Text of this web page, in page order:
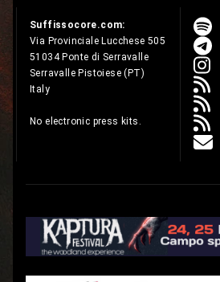
Suffissocore.com:
Via Provinciale Lucchese 505
51034 Ponte di Serravalle
Serravalle Pistoiese (PT)
Italy
No electronic press kits.